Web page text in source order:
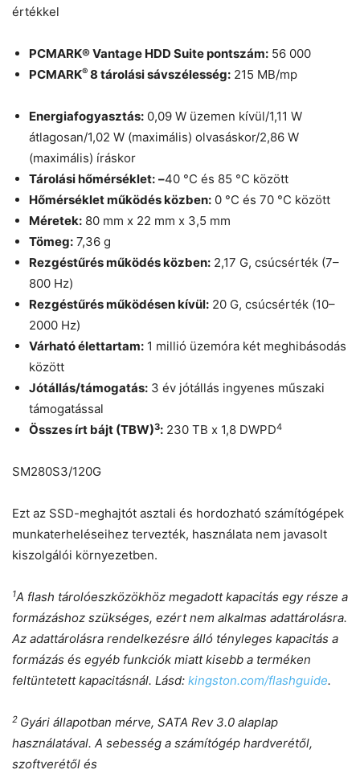
értékkel
PCMARK® Vantage HDD Suite pontszám: 56 000
PCMARK® 8 tárolási sávszélesség: 215 MB/mp
Energiafogyasztás: 0,09 W üzemen kívül/1,11 W
átlagosan/1,02 W (maximális) olvasáskor/2,86 W
(maximális) íráskor
Tárolási hőmérséklet: –40 °C és 85 °C között
Hőmérséklet működés közben: 0 °C és 70 °C között
Méretek: 80 mm x 22 mm x 3,5 mm
Tömeg: 7,36 g
Rezgéstűrés működés közben: 2,17 G, csúcsérték (7–
800 Hz)
Rezgéstűrés működésen kívül: 20 G, csúcsérték (10–
2000 Hz)
Várható élettartam: 1 millió üzemóra két meghibásodás
között
Jótállás/támogatás: 3 év jótállás ingyenes műszaki
támogatással
Összes írt bájt (TBW)3: 230 TB x 1,8 DWPD4
SM280S3/120G
Ezt az SSD-meghajtót asztali és hordozható számítógépek
munkaterheléseihez tervezték, használata nem javasolt
kiszolgálói környezetben.
1A flash tárolóeszközökhöz megadott kapacitás egy része a
formázáshoz szükséges, ezért nem alkalmas adattárolásra.
Az adattárolásra rendelkezésre álló tényleges kapacitás a
formázás és egyéb funkciók miatt kisebb a terméken
feltüntetett kapacitásnál. Lásd: kingston.com/flashguide.
2 Gyári állapotban mérve, SATA Rev 3.0 alaplap
használatával. A sebesség a számítógép hardverétől,
szoftverétől és